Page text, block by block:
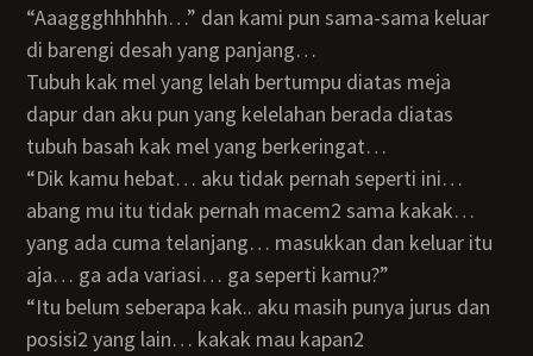
“aaaggghhhhhh…” dan kami pun sama-sama keluar
di barengi desah yang panjang…
Tubuh kak mel yang lelah bertumpu diatas meja
dapur dan aku pun yang kelelahan berada diatas
tubuh basah kak mel yang berkeringat…
“dik kamu hebat… aku tidak pernah seperti ini…
abang mu itu tidak pernah macem2 sama kakak…
yang ada cuma telanjang… masukkan dan keluar itu
aja… ga ada variasi… ga seperti kamu?”
“itu belum seberapa kak.. aku masih punya jurus dan
posisi2 yang lain… kakak mau kapan2